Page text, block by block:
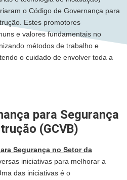
o Código de Governança para
Estes promotores
e valores fundamentais no
métodos de trabalho e
o cuidado de envolver toda a
para Segurança
(GCVB)
Segurança no Setor da
iniciativas para melhorar a
das iniciativas é o